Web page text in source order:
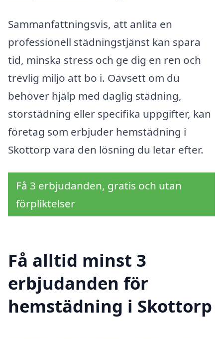
Sammanfattningsvis, att anlita en
professionell städningstjänst kan spara
tid, minska stress och ge dig en ren och
trevlig miljö att bo i. Oavsett om du
behöver hjälp med daglig städning,
storstädning eller specifika uppgifter, kan
företag som erbjuder hemstädning i
Skottorp vara den lösning du letar efter.
Få 3 erbjudanden, gratis och utan
förpliktelser
Få alltid minst 3
erbjudanden för
hemstädning i Skottorp